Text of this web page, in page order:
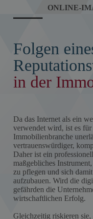
ONLINE-
Folgen
in der
Da das Internet als ein
verwendet wird, ist es
Immobilienbranche
vertrauenswürdiger,
Daher ist ein
maßgebliches
zu pflegen und sich
aufzubauen. Wird die
gefährden die
wirtschaftlichen Erfolg.
Gleichzeitig riskieren sie,